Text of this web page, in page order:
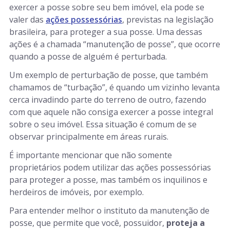
exercer a posse sobre seu bem imóvel, ela pode se
valer das ações possessórias, previstas na legislação
brasileira, para proteger a sua posse. Uma dessas
ações é a chamada “manutenção de posse”, que ocorre
quando a posse de alguém é perturbada.
Um exemplo de perturbação de posse, que também
chamamos de “turbação”, é quando um vizinho levanta
cerca invadindo parte do terreno de outro, fazendo
com que aquele não consiga exercer a posse integral
sobre o seu imóvel. Essa situação é comum de se
observar principalmente em áreas rurais.
É importante mencionar que não somente
proprietários podem utilizar das ações possessórias
para proteger a posse, mas também os inquilinos e
herdeiros de imóveis, por exemplo.
Para entender melhor o instituto da manutenção de
posse, que permite que você, possuidor, proteja a